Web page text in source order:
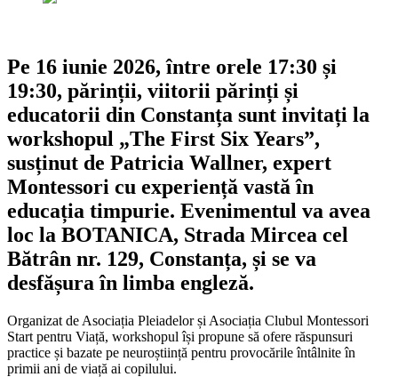
Pe 16 iunie 2026, între orele 17:30 și
19:30, părinții, viitorii părinți și
educatorii din Constanța sunt invitați la
workshopul „The First Six Years”,
susținut de Patricia Wallner, expert
Montessori cu experiență vastă în
educația timpurie. Evenimentul va avea
loc la BOTANICA, Strada Mircea cel
Bătrân nr. 129, Constanța, și se va
desfășura în limba engleză.
Organizat de Asociația Pleiadelor și Asociația Clubul Montessori
Start pentru Viață, workshopul își propune să ofere răspunsuri
practice și bazate pe neuroștiință pentru provocările întâlnite în
primii ani de viață ai copilului.